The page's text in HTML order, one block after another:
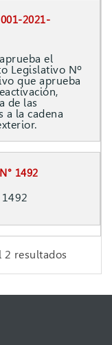
001-2021-
el
Legislativo Nº
que aprueba
de las
a la cadena
1492
2 resultados